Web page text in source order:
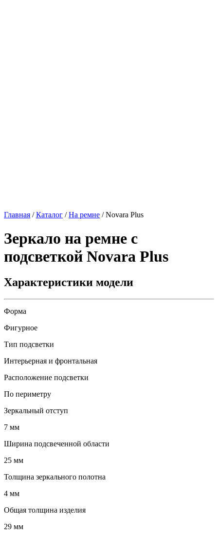
Главная /Каталог /На ремне /Novara Plus
Зеркало на ремне с
подсветкой Novara Plus
Характеристики модели
Форма
Фигурное
Тип подсветки
Интерьерная и фронтальная
Расположение подсветки
По периметру
Зеркальный отступ
7 мм
Ширина подсвеченной области
25 мм
Толщина зеркального полотна
4 мм
Общая толщина изделия
29 мм